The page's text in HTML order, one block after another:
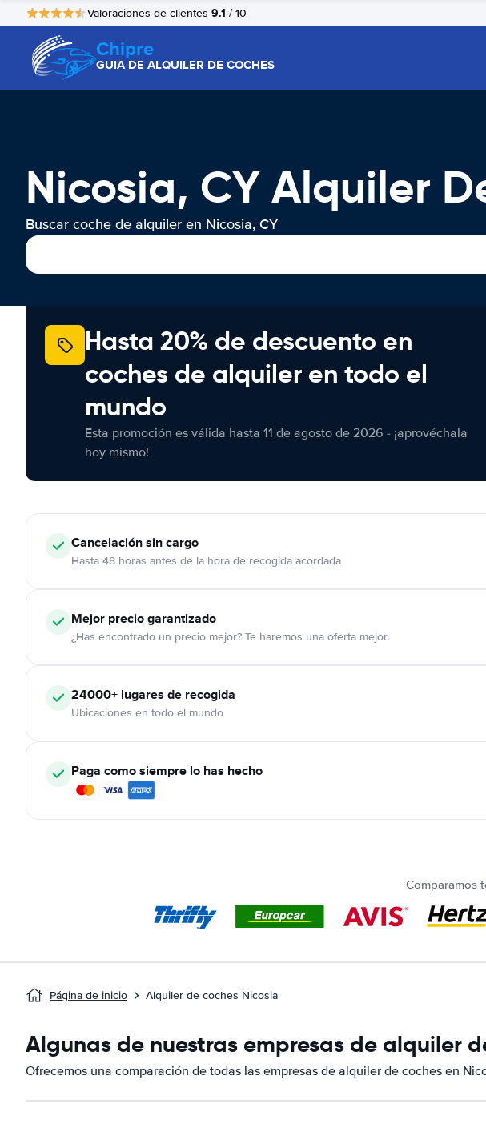
Valoraciones de clientes 9.1 / 10
Chipre
GUIA DE ALQUILER DE COCHES
Nicosia, CY Alquiler
Buscar coche de alquiler en Nicosia, CY
Hasta 20% de descuento en
coches de alquiler en todo el
mundo
Esta promoción es válida hasta 11 de agosto de 2026 - ¡aprovéchala
hoy mismo!
Cancelaciónsin cargo
Hasta 48 horas antes de la hora de recogida acordada
Mejor precio garantizado
¿Has encontrado un precio mejor? Te haremos una oferta mejor.
24000+ lugares de recogida
Ubicaciones en todo el mundo
Paga como siempre lo has hecho
Comparamos
Página de inicio Alquiler de coches Nicosia
Algunas de nuestras empresas de alquiler
Ofrecemos una comparación de todas las empresas de alquiler de coches en